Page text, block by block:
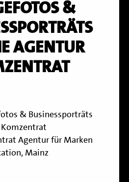
&
AGENTUR
& Businessporträts
Agentur für Marken
Mainz